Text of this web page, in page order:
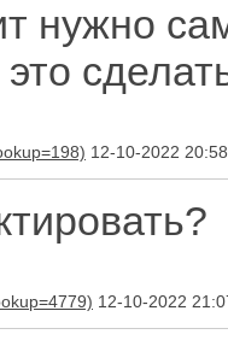
нужно
12-10-2022 20:58
12-10-2022